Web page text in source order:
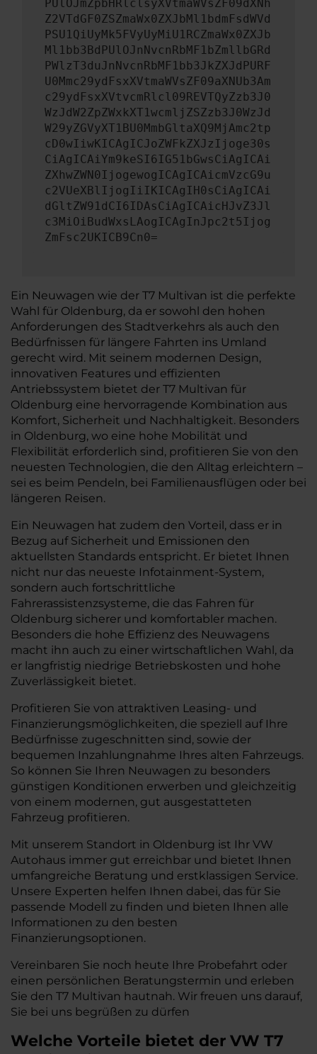
PUlOJmZpbHRlclsyXVtmaWVsZF09dXNh
Z2VTdGF0ZSZmaWx0ZXJbMl1bdmFsdWVd
PSU1QiUyMk5FVyUyMiU1RCZmaWx0ZXJb
Ml1bb3BdPUlOJnNvcnRbMF1bZmllbGRd
PWlzT3duJnNvcnRbMF1bb3JkZXJdPURF
U0Mmc29ydFsxXVtmaWVsZF09aXNUb3Am
c29ydFsxXVtvcmRlcl09REVTQyZzb3J0
WzJdW2ZpZWxkXT1wcmljZSZzb3J0WzJd
W29yZGVyXT1BU0MmbGltaXQ9MjAmc2tp
cD0wIiwKICAgICJoZWFkZXJzIjoge30s
CiAgICAiYm9keSI6IG51bGwsCiAgICAi
ZXhwZWN0IjogewogICAgICAicmVzcG9u
c2VUeXBlIjogIiIKICAgIH0sCiAgICAi
dGltZW91dCI6IDAsCiAgICAicHJvZ3Jl
c3MiOiBudWxsLAogICAgInJpc2t5Ijog
ZmFsc2UKICB9Cn0=
Ein Neuwagen wie der T7 Multivan ist die perfekte
Wahl für Oldenburg, da er sowohl den hohen
Anforderungen des Stadtverkehrs als auch den
Bedürfnissen für längere Fahrten ins Umland
gerecht wird. Mit seinem modernen Design,
innovativen Features und effizienten
Antriebssystem bietet der T7 Multivan für
Oldenburg eine hervorragende Kombination aus
Komfort, Sicherheit und Nachhaltigkeit. Besonders
in Oldenburg, wo eine hohe Mobilität und
Flexibilität erforderlich sind, profitieren Sie von den
neuesten Technologien, die den Alltag erleichtern –
sei es beim Pendeln, bei Familienausflügen oder bei
längeren Reisen.
Ein Neuwagen hat zudem den Vorteil, dass er in
Bezug auf Sicherheit und Emissionen den
aktuellsten Standards entspricht. Er bietet Ihnen
nicht nur das neueste Infotainment-System,
sondern auch fortschrittliche
Fahrerassistenzsysteme, die das Fahren für
Oldenburg sicherer und komfortabler machen.
Besonders die hohe Effizienz des Neuwagens
macht ihn auch zu einer wirtschaftlichen Wahl, da
er langfristig niedrige Betriebskosten und hohe
Zuverlässigkeit bietet.
Profitieren Sie von attraktiven Leasing- und
Finanzierungsmöglichkeiten, die speziell auf Ihre
Bedürfnisse zugeschnitten sind, sowie der
bequemen Inzahlungnahme Ihres alten Fahrzeugs.
So können Sie Ihren Neuwagen zu besonders
günstigen Konditionen erwerben und gleichzeitig
von einem modernen, gut ausgestatteten
Fahrzeug profitieren.
Mit unserem Standort in Oldenburg ist Ihr VW
Autohaus immer gut erreichbar und bietet Ihnen
umfangreiche Beratung und erstklassigen Service.
Unsere Experten helfen Ihnen dabei, das für Sie
passende Modell zu finden und bieten Ihnen alle
Informationen zu den besten
Finanzierungsoptionen.
Vereinbaren Sie noch heute Ihre Probefahrt oder
einen persönlichen Beratungstermin und erleben
Sie den T7 Multivan hautnah. Wir freuen uns darauf,
Sie bei uns begrüßen zu dürfen
Welche Vorteile bietet der VW T7